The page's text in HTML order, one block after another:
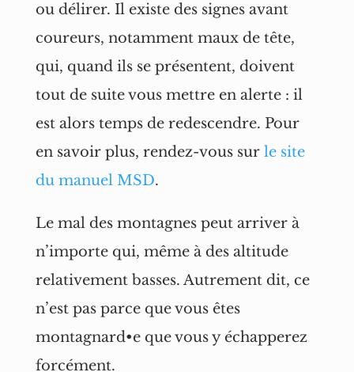
ou délirer. Il existe des signes avant
coureurs, notamment maux de tête,
qui, quand ils se présentent, doivent
tout de suite vous mettre en alerte : il
est alors temps de redescendre. Pour
en savoir plus, rendez-vous sur le site
du manuel MSD.
Le mal des montagnes peut arriver à
n’importe qui, même à des altitude
relativement basses. Autrement dit, ce
n’est pas parce que vous êtes
montagnard•e que vous y échapperez
forcément.